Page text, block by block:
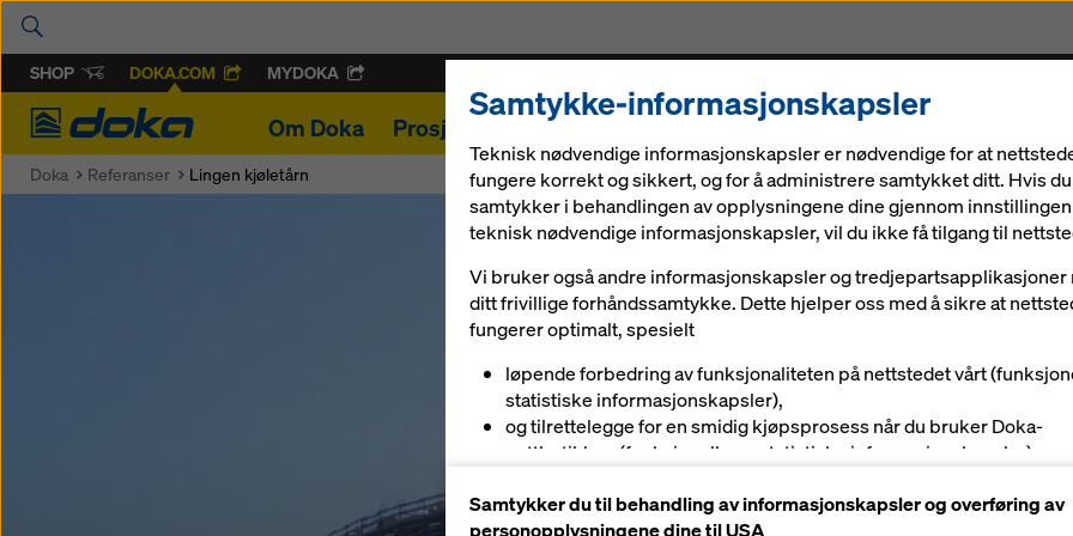
SHOP DOKA.COM MYDOKA
Doka
Om Doka Prosjekter Løsninger Digitale løsninger
Doka Referanser Lingen kjøletårn
Samtykke-informasjonskapsler
Teknisk nødvendige informasjonskapsler er nødvendige for at
fungere korrekt og sikkert, og for å administrere samtykket ditt. Hvis
samtykker i behandlingen av opplysningene dine gjennom
teknisk nødvendige informasjonskapsler, vil du ikke få tilgang til
Vi bruker også andre informasjonskapsler og tredjepartsapplikasjoner
ditt frivillige forhåndssamtykke. Dette hjelper oss med å sikre at
fungerer optimalt, spesielt
løpende forbedring av funksjonaliteten på nettstedet vårt
statistiske informasjonskapsler),
og tilrettelegge for en smidig kjøpsprosess når du bruker Doka-
nettbutikken (funksjonelle og statistiske informasjonskapsler),
(markedsføringsinformasjonskapsler).
Samtykker du til behandling av informasjonskapsler og overføring av
personopplysningene dine til USA